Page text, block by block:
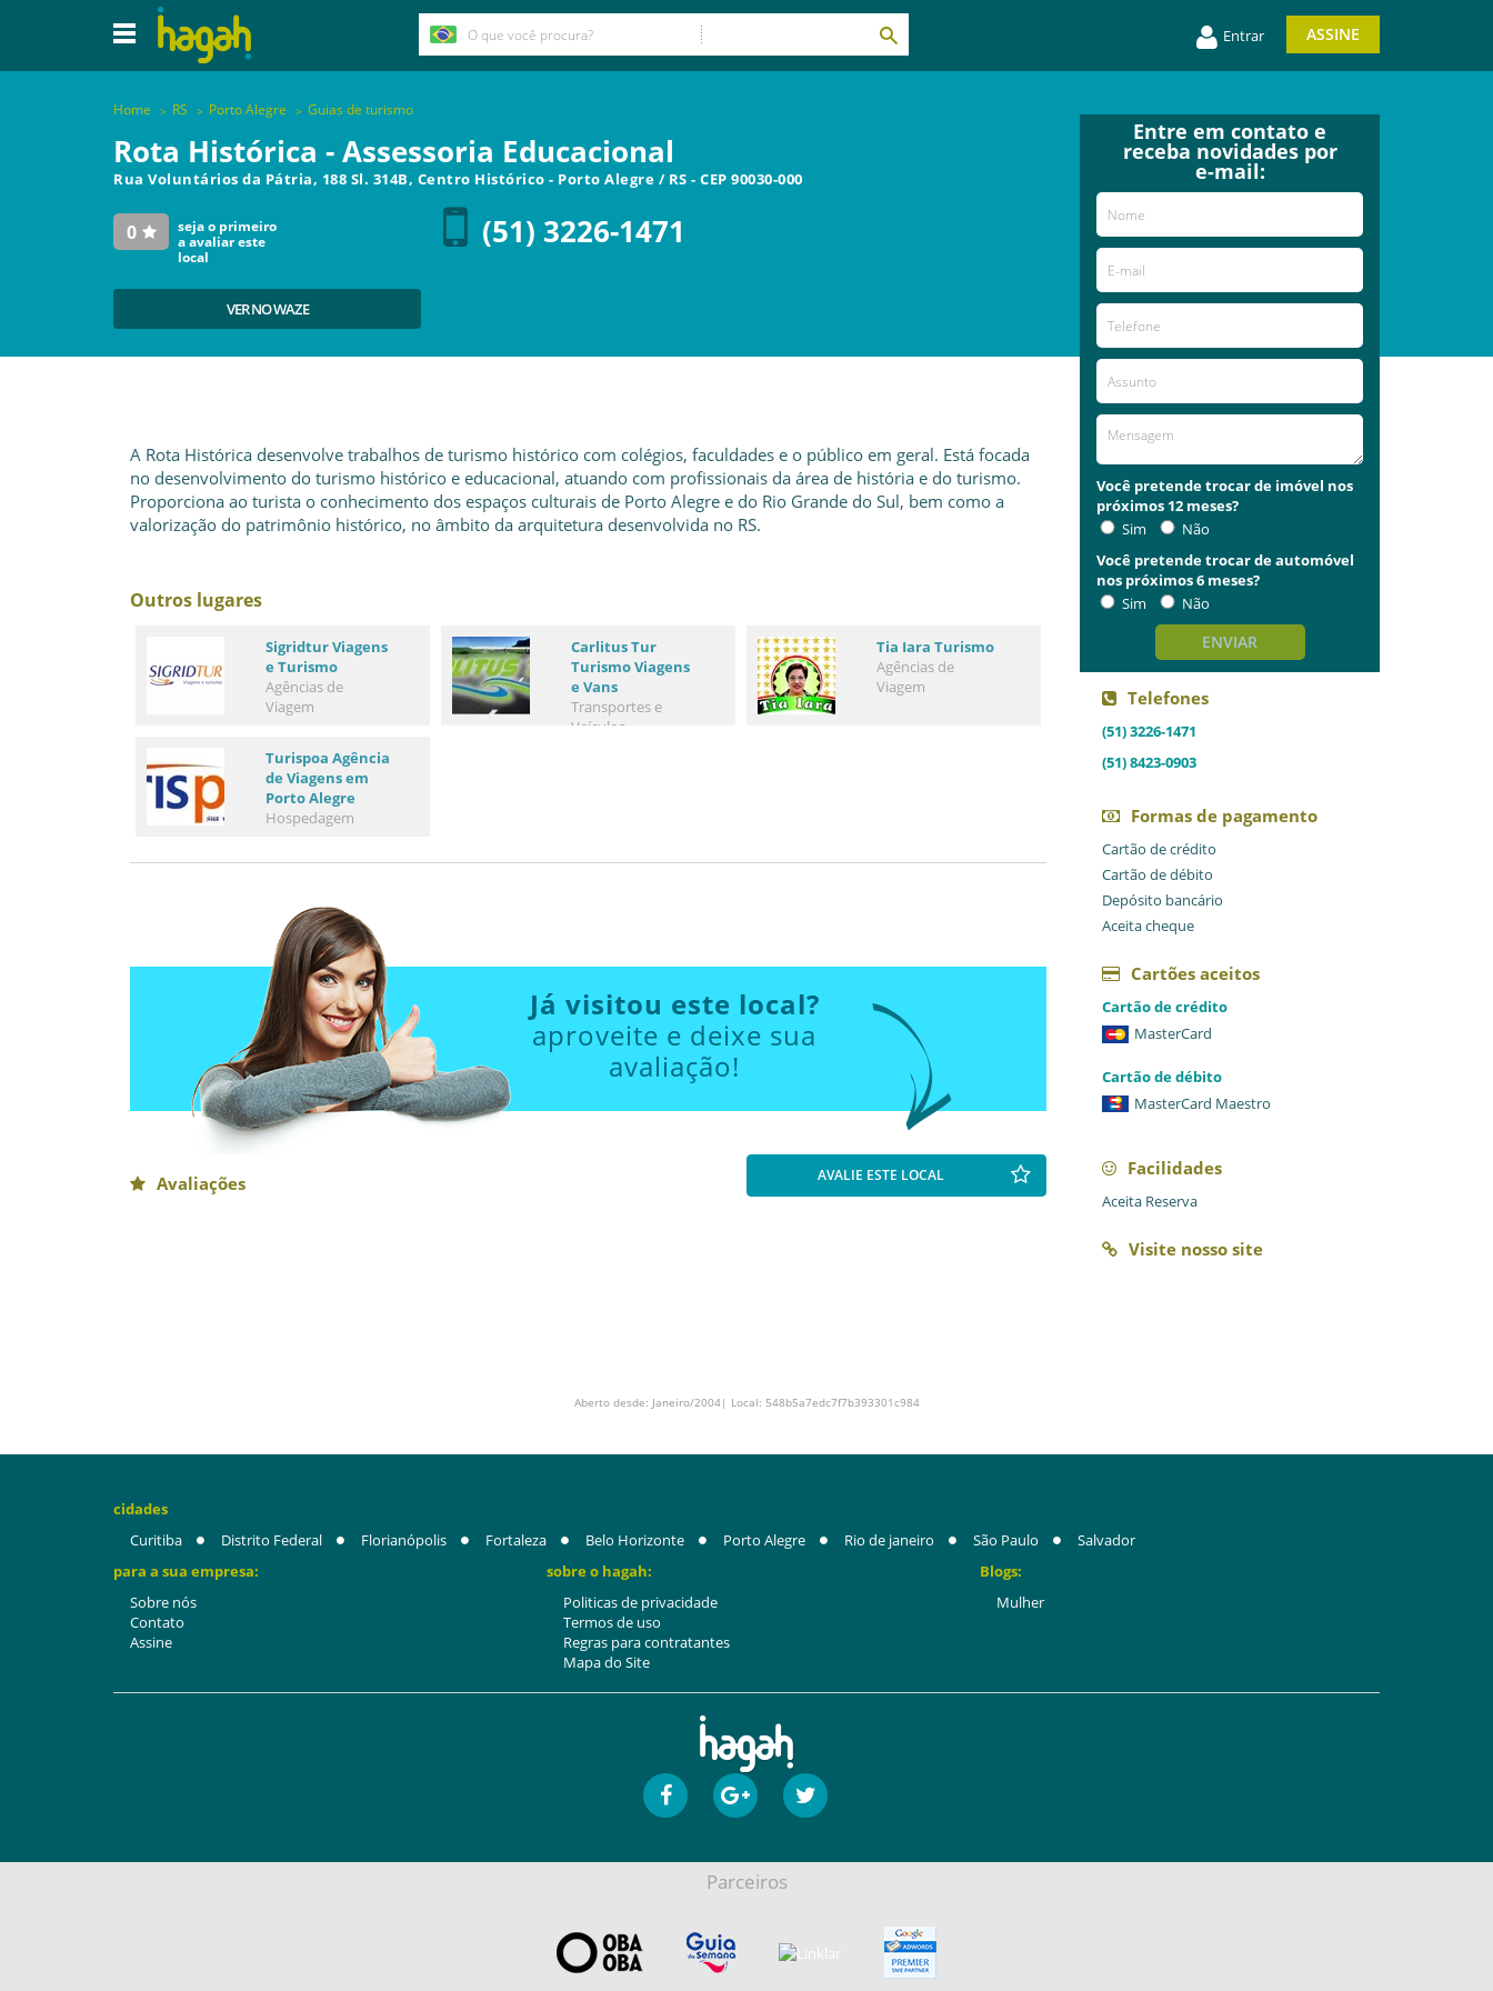
Entrar ASSINE
Home RS Porto Alegre Guias de turismo
Rota Histórica - Assessoria Educacional
Rua Voluntários da Pátria, 188 Sl. 314B, Centro Histórico - Porto Alegre / RS - CEP 90030-000
0
seja o primeiro
a avaliar este
local
(51) 3226-1471
VER NO WAZE
A Rota Histórica desenvolve trabalhos de turismo histórico com colégios, faculdades e o público em geral. Está focada
no desenvolvimento do turismo histórico e educacional, atuando com profissionais da área de história e do turismo.
Proporciona ao turista o conhecimento dos espaços culturais de Porto Alegre e do Rio Grande do Sul, bem como a
valorização do patrimônio histórico, no âmbito da arquitetura desenvolvida no RS.
Outros lugares
Sigridtur Viagens
e Turismo
Agências de
Viagem
Carlitus Tur
Turismo Viagens
e Vans
Transportes e
Veículos
Tia Iara Turismo
Agências de
Viagem
Turispoa Agência
de Viagens em
Porto Alegre
Hospedagem
Já visitou este local?
aproveite e deixe sua
avaliação!
Avaliações AVALIE ESTE LOCAL
Entre em contato e
receba novidades por
e-mail:
Você pretende trocar de imóvel nos
próximos 12 meses?
Sim
Não
Você pretende trocar de automóvel
nos próximos 6 meses?
Sim
Não
ENVIAR
Telefones
(51) 3226-1471
(51) 8423-0903
Formas de pagamento
Cartão de crédito
Cartão de débito
Depósito bancário
Aceita cheque
Cartões aceitos
Cartão de crédito
MasterCard
Cartão de débito
MasterCard Maestro
Facilidades
Aceita Reserva
Visite nosso site
Aberto desde: Janeiro/2004| Local: 548b5a7edc7f7b393301c984
cidades
Curitiba
Distrito Federal Florianópolis Fortaleza Belo Horizonte Porto Alegre Rio de janeiro São Paulo
Salvador
para a sua empresa:
Sobre nós
Contato
Assine
sobre o hagah:
Politicas de privacidade
Termos de uso
Regras para contratantes
Mapa do Site
Blogs:
Mulher
Parceiros